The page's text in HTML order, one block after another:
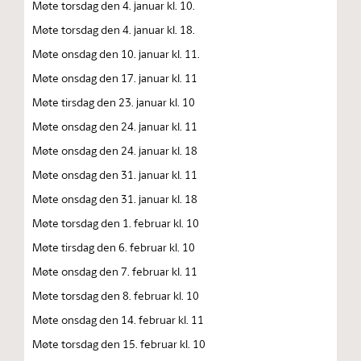
Møte torsdag den 4. januar kl. 10.
Møte torsdag den 4. januar kl. 18.
Møte onsdag den 10. januar kl. 11.
Møte onsdag den 17. januar kl. 11
Møte tirsdag den 23. januar kl. 10
Møte onsdag den 24. januar kl. 11
Møte onsdag den 24. januar kl. 18
Møte onsdag den 31. januar kl. 11
Møte onsdag den 31. januar kl. 18
Møte torsdag den 1. februar kl. 10
Møte tirsdag den 6. februar kl. 10
Møte onsdag den 7. februar kl. 11
Møte torsdag den 8. februar kl. 10
Møte onsdag den 14. februar kl. 11
Møte torsdag den 15. februar kl. 10